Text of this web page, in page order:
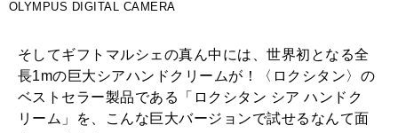
OLYMPUS DIGITAL CAMERA
そしてギフトマルシェの真ん中には、世界初となる全
長1mの巨大シアハンドクリームが！〈ロクシタン〉の
ベストセラー製品である「ロクシタン シア ハンドク
リーム」を、こんな巨大バージョンで試せるなんて面